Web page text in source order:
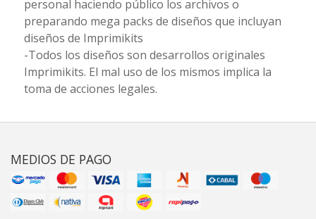
personal haciendo público los archivos o
preparando mega packs de diseños que incluyan
diseños de Imprimikits
-Todos los diseños son desarrollos originales
Imprimikits. El mal uso de los mismos implica la
toma de acciones legales.
MEDIOS DE PAGO